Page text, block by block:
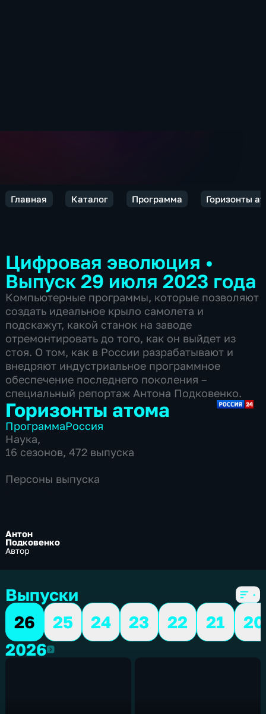
Главная Каталог Программа Горизонты
Цифровая эволюция •
Выпуск 29 июля 2023 года
Компьютерные программы, которые позволяют
создать идеальное крыло самолета и
подскажут, какой станок на заводе
отремонтировать до того, как он выйдет из
стоя. О том, как в России разрабатывают и
внедряют индустриальное программное
обеспечение последнего поколения –
специальный репортаж Антона Подковенко.
Горизонты атома
ПрограммаРоссия
Наука,
16 сезонов, 472 выпуска
Персоны выпуска
Антон
Подковенко
Автор
Выпуски
26
25 24 23 22 21
20
20262026